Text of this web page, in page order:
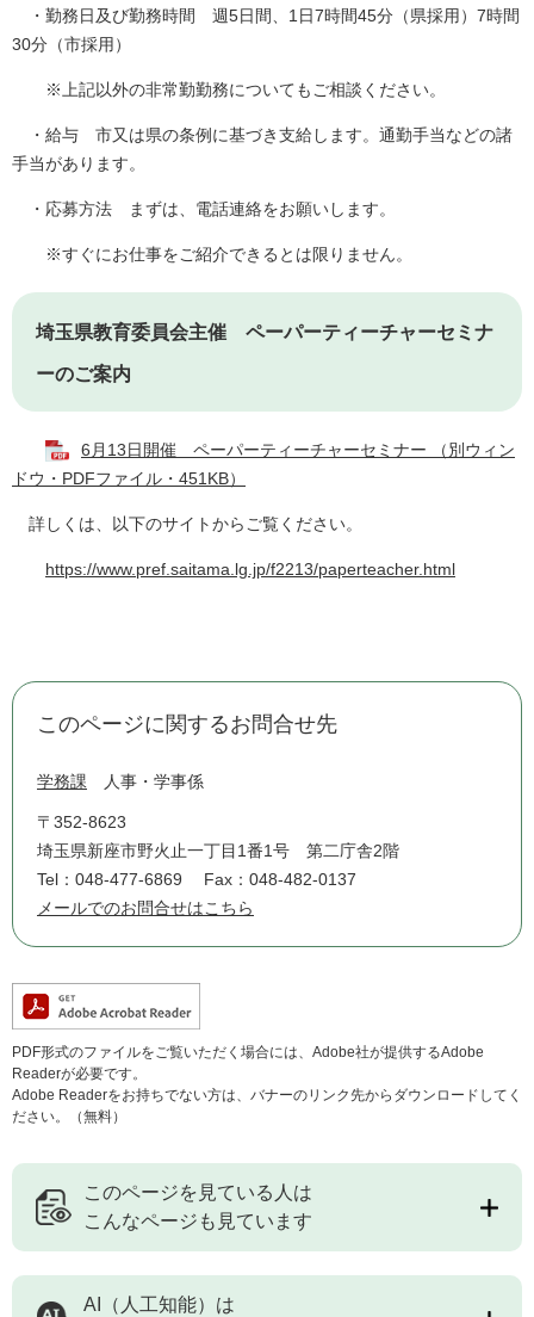
・勤務日及び勤務時間 週5日間、1日7時間45分（県採用）7時間
30分（市採用）
※上記以外の非常勤勤務についてもご相談ください。
・給与 市又は県の条例に基づき支給します。通勤手当などの諸
手当があります。
・応募方法 まずは、電話連絡をお願いします。
※すぐにお仕事をご紹介できるとは限りません。
埼玉県教育委員会主催 ペーパーティーチャーセミナ
ーのご案内
6月13日開催 ペーパーティーチャーセミナー （別ウィン
ドウ・PDFファイル・451KB）
詳しくは、以下のサイトからご覧ください。
https://www.pref.saitama.lg.jp/f2213/paperteacher.html
このページに関するお問合せ先
学務課 人事・学事係
〒352-8623
埼玉県新座市野火止一丁目1番1号 第二庁舎2階
Tel：048-477-6869
Fax：048-482-0137
メールでのお問合せはこちら
PDF形式のファイルをご覧いただく場合には、Adobe社が提供するAdobe
Readerが必要です。
Adobe Readerをお持ちでない方は、バナーのリンク先からダウンロードしてく
ださい。（無料）
このページを見ている人は
こんなページも見ています
AI（人工知能）は